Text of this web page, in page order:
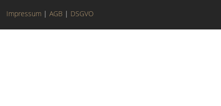
Impressum | AGB | DSGVO